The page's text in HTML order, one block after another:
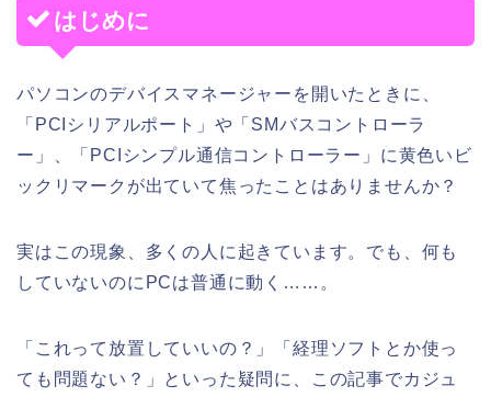
はじめに
パソコンのデバイスマネージャーを開いたときに、
「PCIシリアルポート」や「SMバスコントローラ
ー」、「PCIシンプル通信コントローラー」に黄色いビ
ックリマークが出ていて焦ったことはありませんか？
実はこの現象、多くの人に起きています。でも、何も
していないのにPCは普通に動く……。
「これって放置していいの？」「経理ソフトとか使っ
ても問題ない？」といった疑問に、この記事でカジュ